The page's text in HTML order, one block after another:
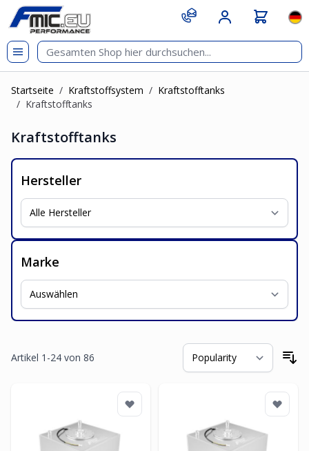
Zum Inhalt springen
git s
Startseite / Kraftstoffsystem / Kraftstofftanks
/ Kraftstofftanks
Kraftstofftanks
Hersteller
Marke
Artikel 1 -24 von 86